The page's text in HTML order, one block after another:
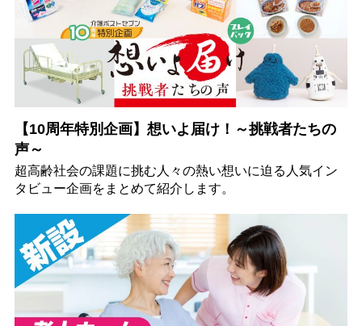
【10周年特別企画】想いよ届け！～挑戦者たちの
声～
超高齢社会の課題に挑む人々の熱い想いに迫る人気イン
タビュー企画をまとめて紹介します。